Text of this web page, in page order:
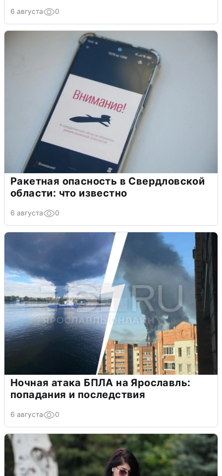
6 августа 0
Ракетная опасность в Свердловской
области: что известно
6 августа 0
Ночная атака БПЛА на Ярославль:
попадания и последствия
6 августа 0